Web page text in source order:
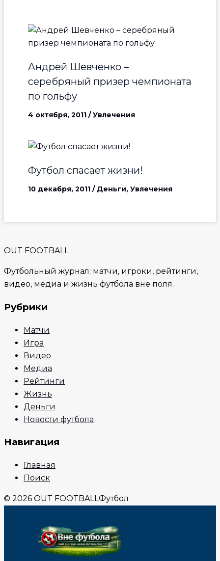
Андрей Шевченко –
серебряный призер чемпионата
по гольфу
4 октября, 2011 /Увлечения
Футбол спасает жизни!
10 декабря, 2011 / Деньги, Увлечения
OUT FOOTBALL
Футбольный журнал: матчи, игроки, рейтинги,
видео, медиа и жизнь футбола вне поля.
Рубрики
Матчи
Игра
Видео
Медиа
Рейтинги
Жизнь
Деньги
Новости футбола
Навигация
Главная
Поиск
© 2026 OUT FOOTBALLФутбол